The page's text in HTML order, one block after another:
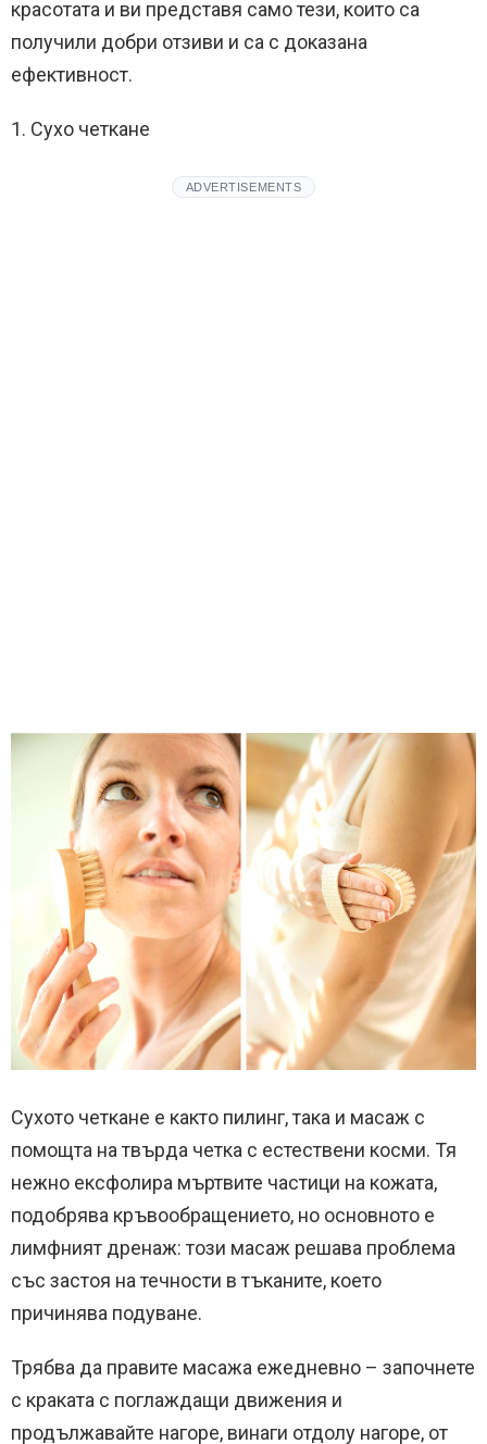
красотата и ви представя само тези, които са
получили добри отзиви и са с доказана
ефективност.
1. Сухо четкане
ADVERTISEMENTS
Сухото четкане е както пилинг, така и масаж с
помощта на твърда четка с естествени косми. Тя
нежно ексфолира мъртвите частици на кожата,
подобрява кръвообращението, но основното е
лимфният дренаж: този масаж решава проблема
със застоя на течности в тъканите, което
причинява подуване.
Трябва да правите масажа ежедневно – започнете
с краката с поглаждащи движения и
продължавайте нагоре, винаги отдолу нагоре, от